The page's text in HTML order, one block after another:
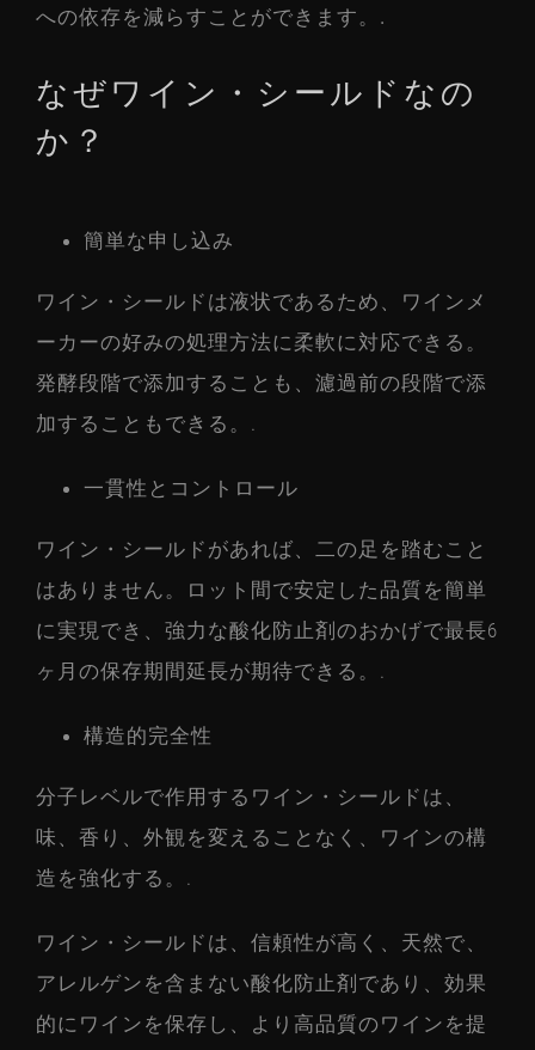
への依存を減らすことができます。.
なぜワイン・シールドなの
か？
簡単な申し込み
ワイン・シールドは液状であるため、ワインメ
ーカーの好みの処理方法に柔軟に対応できる。
発酵段階で添加することも、濾過前の段階で添
加することもできる。.
一貫性とコントロール
ワイン・シールドがあれば、二の足を踏むこと
はありません。ロット間で安定した品質を簡単
に実現でき、強力な酸化防止剤のおかげで最長6
ヶ月の保存期間延長が期待できる。.
構造的完全性
分子レベルで作用するワイン・シールドは、
味、香り、外観を変えることなく、ワインの構
造を強化する。.
ワイン・シールドは、信頼性が高く、天然で、
アレルゲンを含まない酸化防止剤であり、効果
的にワインを保存し、より高品質のワインを提